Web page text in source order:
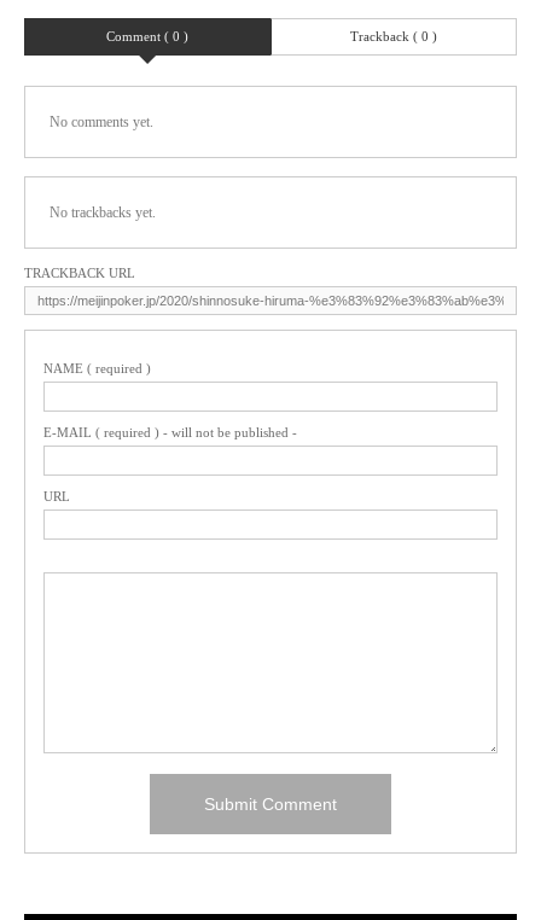
Comment ( 0 ) Trackback ( 0 )
No comments yet.
No trackbacks yet.
TRACKBACK URL
NAME ( required )
E-MAIL ( required ) - will not be published -
URL